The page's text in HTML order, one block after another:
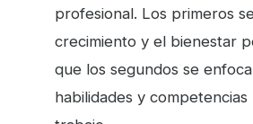
profesional. Los primeros
crecimiento y el bienestar
que los segundos se
habilidades y